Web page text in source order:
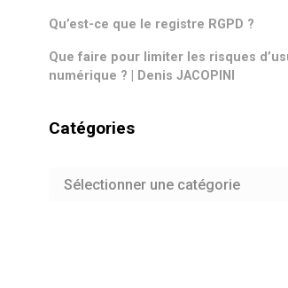
Qu’est-ce que le registre RGPD ?
Que faire pour limiter les risques
numérique ? | Denis JACOPINI
Catégories
Catégories